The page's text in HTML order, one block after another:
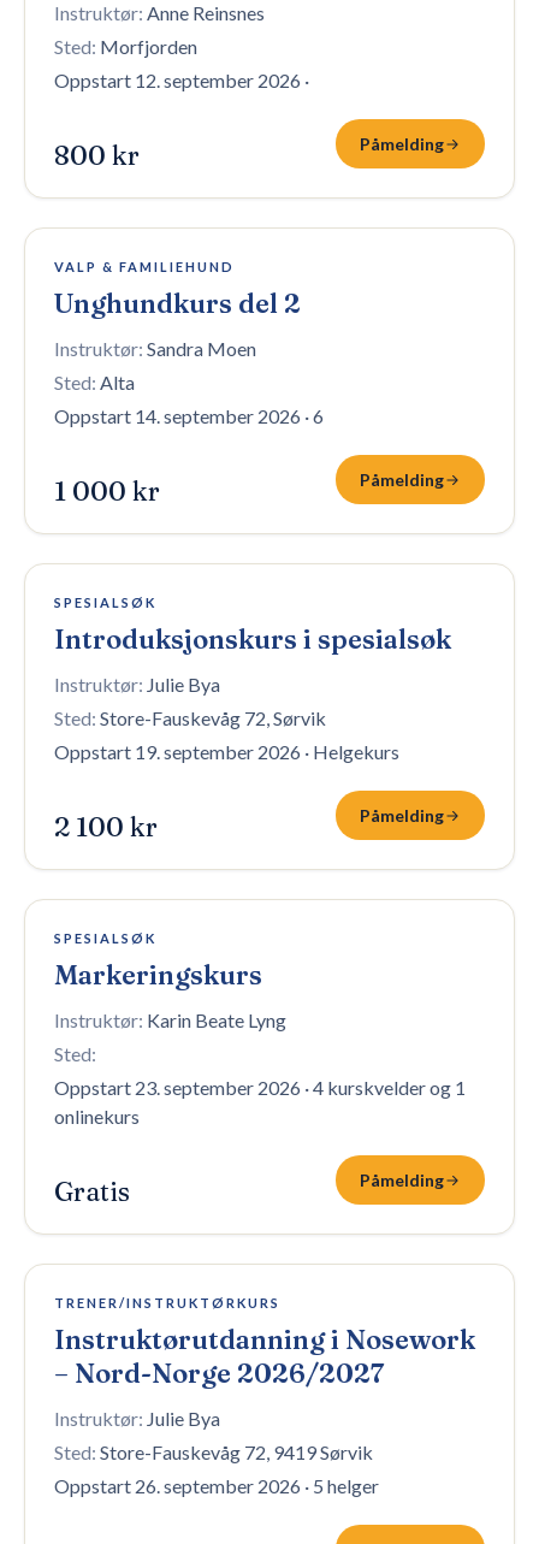
Instruktør: Anne Reinsnes
Sted: Morfjorden
Oppstart 12. september 2026 ·
800 kr Påmelding
8 plasser igjen
VALP & FAMILIEHUND
Unghundkurs del 2
Instruktør: Sandra Moen
Sted: Alta
Oppstart 14. september 2026 ·6
1 000 kr Påmelding
1 plass igjen
SPESIALSØK
Introduksjonskurs i spesialsøk
Instruktør: Julie Bya
Sted: Store-Fauskevåg 72, Sørvik
Oppstart 19. september 2026 · Helgekurs
2 100 kr Påmelding
6 plasser igjen
SPESIALSØK
Markeringskurs
Instruktør: Karin Beate Lyng
Sted:
Oppstart 23. september 2026 ·4 kurskvelder og 1
onlinekurs
Gratis Påmelding
8 plasser igjen
TRENER/INSTRUKTØRKURS
Instruktørutdanning i Nosework
– Nord-Norge 2026/2027
Instruktør: Julie Bya
Sted: Store-Fauskevåg 72, 9419 Sørvik
Oppstart 26. september 2026 · 5 helger